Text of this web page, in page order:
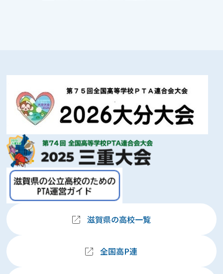
滋賀県の高校一覧
全国高P連